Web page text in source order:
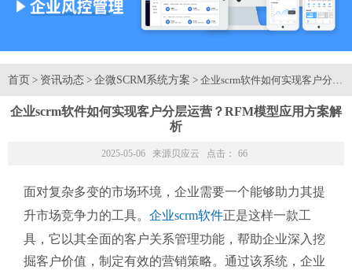
首页 > 资讯动态 > 企微SCRM系统方案 > 企业scrm软件如何实现客户分
企业scrm软件如何实现客户分层运营？RFM模型应用方案解
析
2025-05-06 来源贝应云 点击： 66
面对复杂多变的市场环境，企业需要一个能够助力其提
升市场竞争力的工具。 企业scrm软件正是这样一款工
具，它以其全面的客户关系管理功能，帮助企业深入挖
掘客户价值，制定有效的营销策略。通过该系统，企业